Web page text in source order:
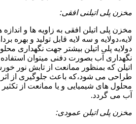
مخزن پلی اتیلنی افقی:
مخزن پلی اتیلن افقی به زاویه ها و
لایه،دولایه و سه لایه قابل تولید و بهره
دولایه پلی اتیلن بیشتر جهت نگهداری
نگهداری آب بصورت دفنی میتوان
اتیلن که بمنظور ممانعت از تابش نور
طراحی می شود،که باعث جلوگیری از
محلول های شیمیایی و یا ممانعت از
آب می گردد.
مخزن پلی اتیلن عمودی: